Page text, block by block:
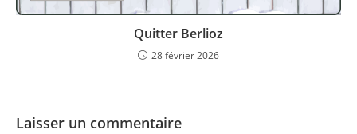
Quitter Berlioz
28 février 2026
Laisser un commentaire